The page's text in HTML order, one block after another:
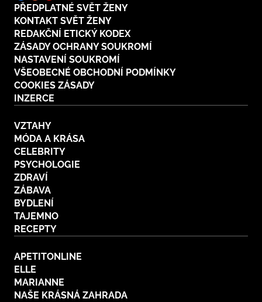
PŘEDPLATNÉ SVĚT ŽENY
KONTAKT SVĚT ŽENY
REDAKČNÍ ETICKÝ KODEX
ZÁSADY OCHRANY SOUKROMÍ
NASTAVENÍ SOUKROMÍ
VŠEOBECNÉ OBCHODNÍ PODMÍNKY
COOKIES ZÁSADY
INZERCE
VZTAHY
MÓDA A KRÁSA
CELEBRITY
PSYCHOLOGIE
ZDRAVÍ
ZÁBAVA
BYDLENÍ
TAJEMNO
RECEPTY
APETITONLINE
ELLE
MARIANNE
NAŠE KRÁSNÁ ZAHRADA